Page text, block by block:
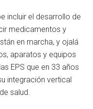
incluir el desarrollo de
medicamentos y
en marcha, y ojalá
aparatos y equipos
EPS que en 33 años
integración vertical
salud.